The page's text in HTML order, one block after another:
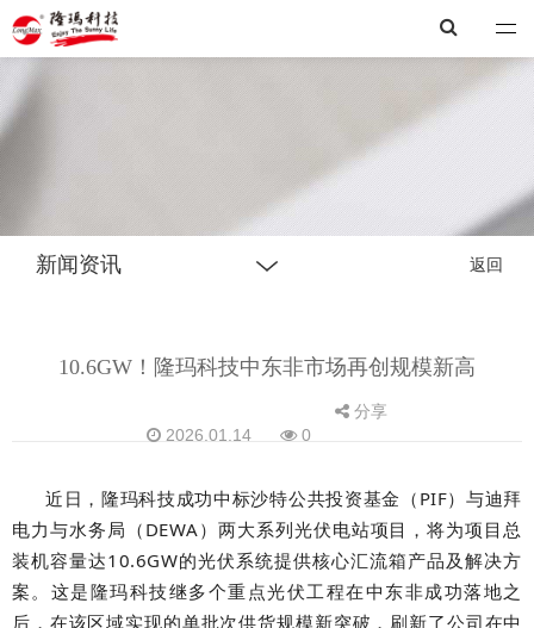
隆玛
新闻资讯 返回
10.6GW！隆玛科技中东非市场再创规模新高
2026.01.14 0
分享
近日，隆玛科技成功中标沙特公共投资基金（PIF）与迪拜
电力与水务局（DEWA）两大系列光伏电站项目，将为项目总
装机容量达10.6GW的光伏系统提供核心汇流箱产品及解决方
案。这是隆玛科技继多个重点光伏工程在中东非成功落地之
后，在该区域实现的单批次供货规模新突破，刷新了公司在中